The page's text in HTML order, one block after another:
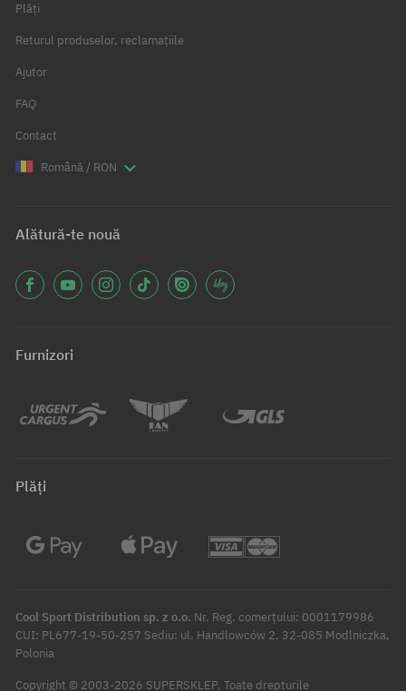
Plăți
Returul produselor, reclamațiile
Ajutor
FAQ
Contact
Română / RON
Alătură-te nouă
Furnizori
Plăți
Cool Sport Distribution sp. z o.o. Nr. Reg. comerțului: 0001179986
CUI: PL677-19-50-257 Sediu: ul. Handlowców 2, 32-085 Modlniczka,
Polonia
Copyright © 2003-2026 SUPERSKLEP. Toate drepturile